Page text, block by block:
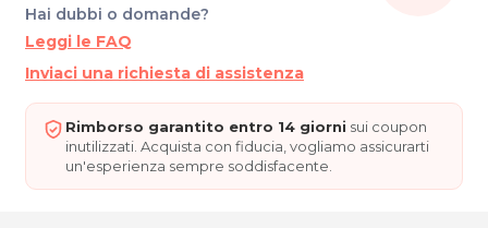
Hai dubbi o domande?
Leggi le FAQ
Inviaci una richiesta di assistenza
Rimborso garantito entro 14 giorni sui coupon
inutilizzati. Acquista con fiducia, vogliamo assicurarti
un'esperienza sempre soddisfacente.